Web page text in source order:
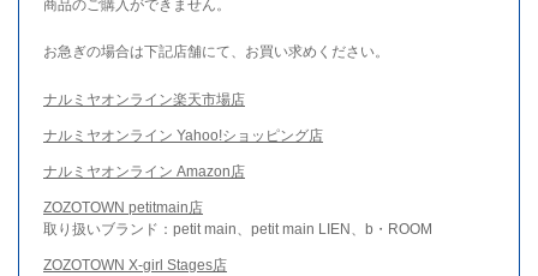
商品のご購入ができません。
お急ぎの場合は下記店舗にて、お買い求めください。
ナルミヤオンライン楽天市場店
ナルミヤオンライン Yahoo!ショッピング店
ナルミヤオンライン Amazon店
ZOZOTOWN petitmain店
取り扱いブランド：petit main、petit main LIEN、b・ROOM
ZOZOTOWN X-girl Stages店